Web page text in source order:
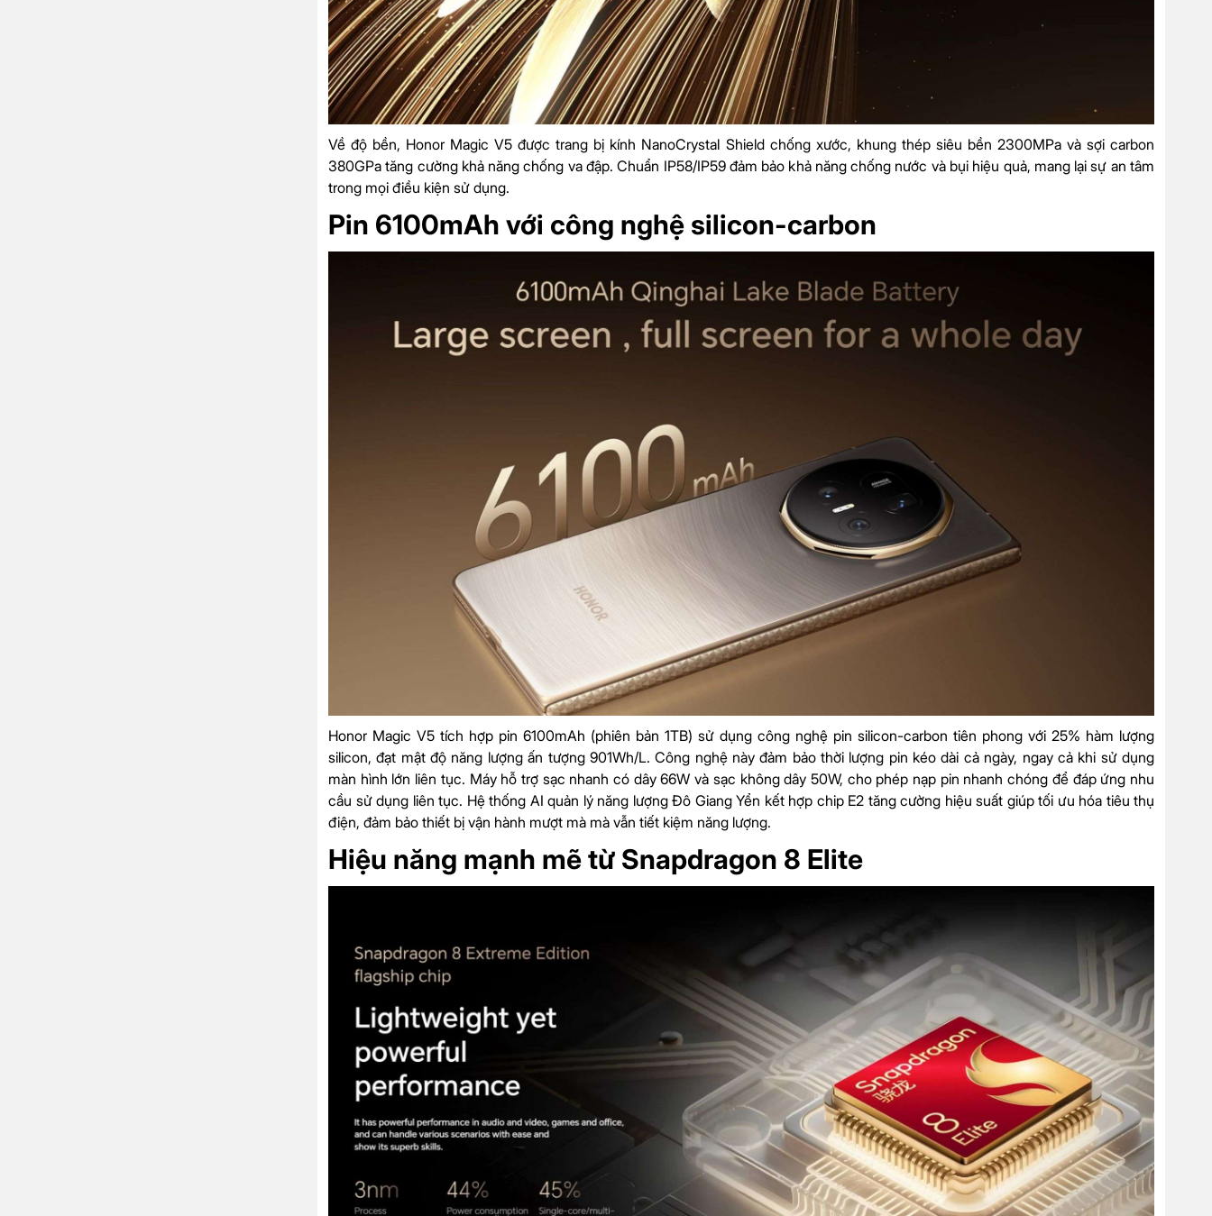
Về độ bền, Honor Magic V5 được trang bị kính NanoCrystal Shield chống xước, khung thép siêu bền 2300MPa và sợi carbon
380GPa tăng cường khả năng chống va đập. Chuẩn IP58/IP59 đảm bảo khả năng chống nước và bụi hiệu quả, mang lại sự an tâm
trong mọi điều kiện sử dụng.
Pin 6100mAh với công nghệ silicon-carbon
Honor Magic V5 tích hợp pin 6100mAh (phiên bản 1TB) sử dụng công nghệ pin silicon-carbon tiên phong với 25% hàm lượng
silicon, đạt mật độ năng lượng ấn tượng 901Wh/L. Công nghệ này đảm bảo thời lượng pin kéo dài cả ngày, ngay cả khi sử dụng
màn hình lớn liên tục. Máy hỗ trợ sạc nhanh có dây 66W và sạc không dây 50W, cho phép nạp pin nhanh chóng để đáp ứng nhu
cầu sử dụng liên tục. Hệ thống AI quản lý năng lượng Đô Giang Yển kết hợp chip E2 tăng cường hiệu suất giúp tối ưu hóa tiêu thụ
điện, đảm bảo thiết bị vận hành mượt mà mà vẫn tiết kiệm năng lượng.
Hiệu năng mạnh mẽ từ Snapdragon 8 Elite